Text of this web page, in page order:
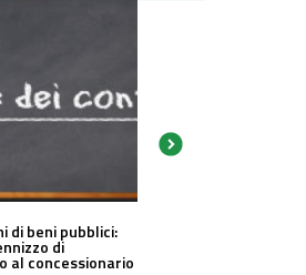
di beni pubblici:
di
al concessionario